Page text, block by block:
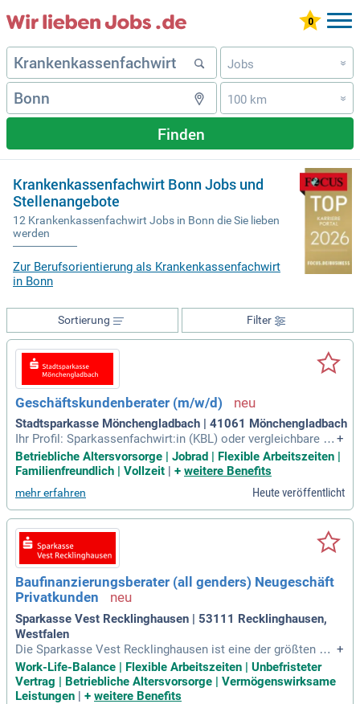
Jobs »
100 km »
Finden
Krankenkassenfachwirt Bonn Jobs und
Stellenangebote
12 Krankenkassenfachwirt Jobs in Bonn die Sie lieben
werden
Zur Berufsorientierung als Krankenkassenfachwirt
in Bonn
Filter
Sortierung
Geschäftskundenberater (m/w/d)
Stadtsparkasse Mönchengladbach | 41061 Mönchengladbach
Ihr Profil: Sparkassenfachwirt:in (KBL) oder vergleichbare A
usbildung; Nachhaltige Vertriebserfolge in allen Facetten de
r ganzheitlichen Beratung; Ausgeprägte digitale Kompetenz
en; Ruhiges und
+
Betriebliche Altersvorsorge | Jobrad | Flexible Arbeitszeiten |
Familienfreundlich | Vollzeit
+ weitere Benefits
mehr erfahren Heute veröffentlicht
Baufinanzierungsberater (all genders) Neugeschäft
Privatkunden
Sparkasse Vest Recklinghausen | 53111 Recklinghausen,
Westfalen
Die Sparkasse Vest Recklinghausen ist eine der größten Sp
arkassen in Westfalen – und wir sind noch mehr.
+
Work-Life-Balance | Flexible Arbeitszeiten | Unbefristeter
Vertrag | Betriebliche Altersvorsorge | Vermögenswirksame
Leistungen | + weitere Benefits